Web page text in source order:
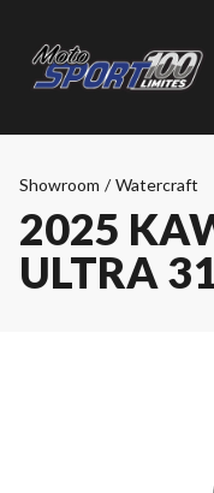
Showroom / Watercraft
2025
ULTRA